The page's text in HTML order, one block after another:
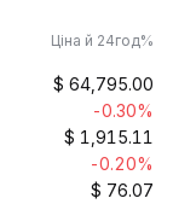
Ціна й 24год%
$ 64,795.00
-0.30%
$ 1,915.11
-0.20%
$ 76.07